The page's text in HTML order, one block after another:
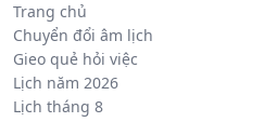
Trang chủ
Chuyển đổi âm lịch
Gieo quẻ hỏi việc
Lịch năm 2026
Lịch tháng 8